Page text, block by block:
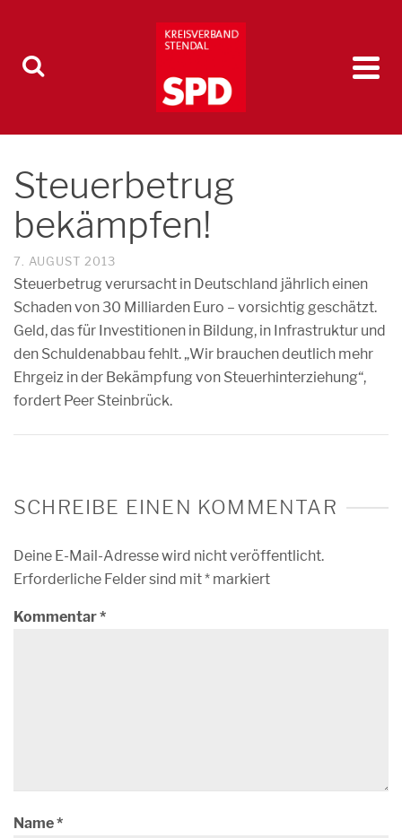
Steuerbetrug
bekämpfen!
7. AUGUST 2013
Steuerbetrug verursacht in Deutschland jährlich einen
Schaden von 30 Milliarden Euro – vorsichtig geschätzt.
Geld, das für Investitionen in Bildung, in Infrastruktur und
den Schuldenabbau fehlt. „Wir brauchen deutlich mehr
Ehrgeiz in der Bekämpfung von Steuerhinterziehung“,
fordert Peer Steinbrück.
SCHREIBE EINEN KOMMENTAR
Deine E-Mail-Adresse wird nicht veröffentlicht.
Erforderliche Felder sind mit* markiert
Kommentar*
Name*